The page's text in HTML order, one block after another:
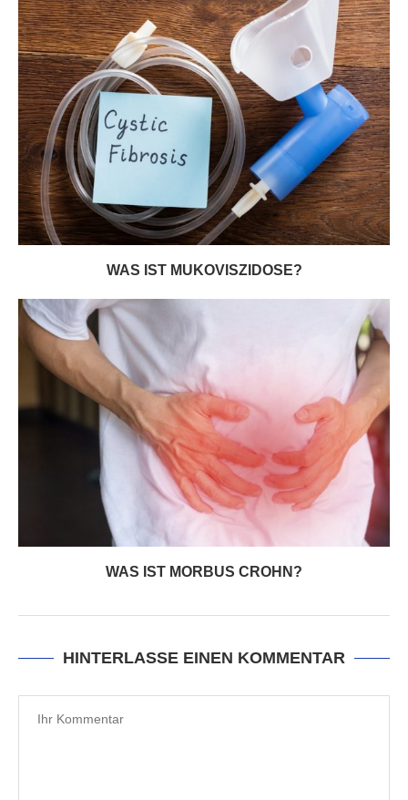
WAS IST MUKOVISZIDOSE?
WAS IST MORBUS CROHN?
HINTERLASSE EINEN KOMMENTAR